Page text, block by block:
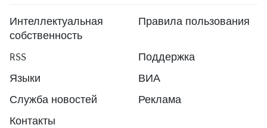
Интеллектуальная
собственность
Правила пользования
RSS
Поддержка
Языки
ВИА
Служба новостей
Реклама
Контакты